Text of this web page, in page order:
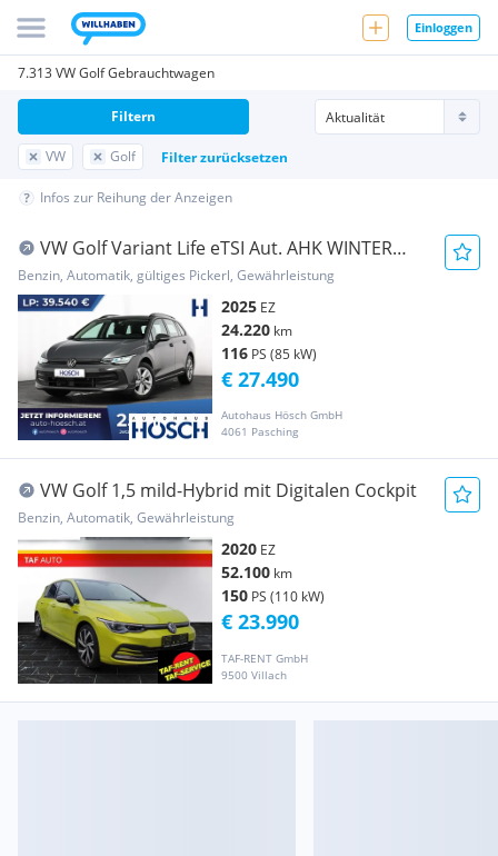
Einloggen
7.313 VW Golf Gebrauchtwagen
VW Golf Filter zurücksetzen
Filtern
Infos zur Reihung der Anzeigen
VW Golf Variant Life eTSI Aut. AHK WINTER
NAV 12,9...
Benzin, Automatik, gültiges Pickerl, Gewährleistung
2025 EZ
24.220 km
116 PS (85 kW)
Autohaus Hösch GmbH
4061 Pasching
€ 27.490
VW Golf 1,5 mild-Hybrid mit Digitalen Cockpit
Benzin, Automatik, Gewährleistung
2020 EZ
52.100 km
150 PS (110 kW)
TAF-RENT GmbH
9500 Villach
€ 23.990